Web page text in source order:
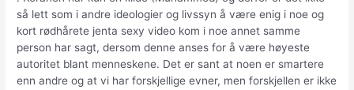
så lett som i andre ideologier og livssyn å være enig i noe og
kort rødhårete jenta sexy video kom i noe annet samme
person har sagt, dersom denne anses for å være høyeste
autoritet blant menneskene. Det er sant at noen er smartere
enn andre og at vi har forskjellige evner, men forskjellen er ikke